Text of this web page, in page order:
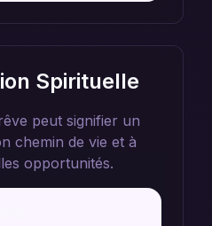
Spirituelle
peut signifier un
chemin de vie et à
opportunités.